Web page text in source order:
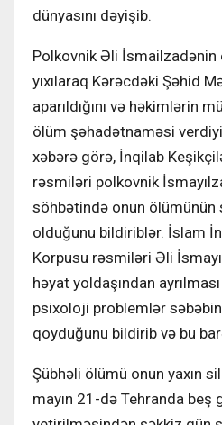
dünyasını dəyişib.
Polkovnik Əli İsmailzadənin
yıxılaraq Kərəcdəki Şəhid
aparıldığını və həkimlərin
ölüm şəhadətnaməsi
xəbərə görə, İnqilab
rəsmiləri polkovnik
söhbətində onun ölümünün
olduğunu bildiriblər. İslam
Korpusu rəsmiləri Əli
həyat yoldaşından
psixoloji problemlər
qoyduğunu bildirib və bu
Şübhəli ölümü onun yaxın
mayın 21-də Tehranda beş